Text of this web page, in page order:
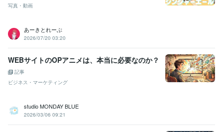
写真・動画
あーきとれーぶ
2026/07/20 03:20
WEBサイトのOPアニメは、本当に必要なのか？
記事
ビジネス・マーケティング
studio MONDAY BLUE
2026/03/06 09:21